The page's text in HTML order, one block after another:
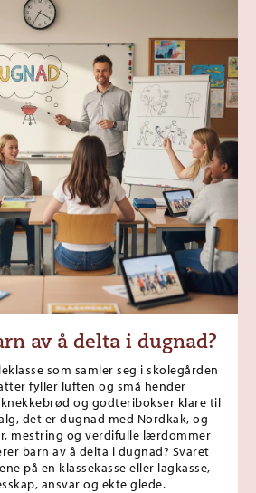
av å delta i dugnad?
som samler seg i skolegården
fyller luften og små hender
og godteribokser klare til
det er dugnad med Nordkak, og
mestring og verdifulle lærdommer
barn av å delta i dugnad? Svaret
på en klassekasse eller lagkasse,
ansvar og ekte glede.